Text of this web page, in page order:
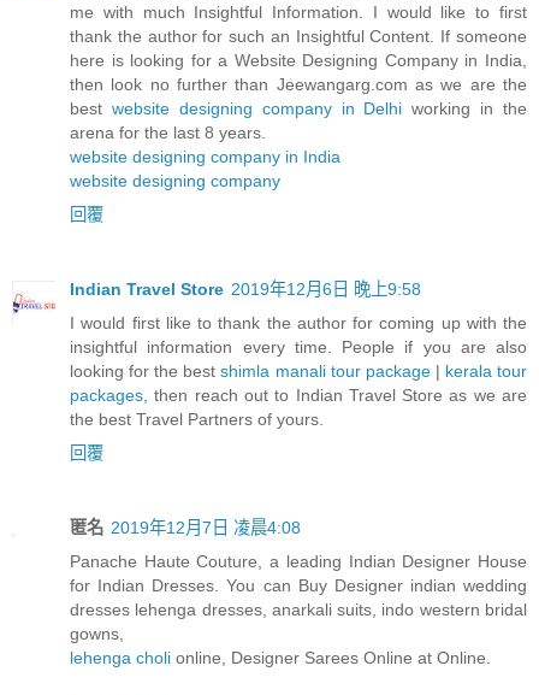
me with much Insightful Information. I would like to first
thank the author for such an Insightful Content. If someone
here is looking for a Website Designing Company in India,
then look no further than Jeewangarg.com as we are the
best website designing company in Delhiworking in the
arena for the last 8 years.
website designing company in India
website designing company
回覆
Indian Travel Store 2019年12月6日 晚上9:58
I would first like to thank the author for coming up with the
insightful information every time. People if you are also
looking for the bestshimla manali tour package| kerala tour
packages , then reach out to Indian Travel Store as we are
the best Travel Partners of yours.
回覆
匿名 2019年12月7日 凌晨4:08
Panache Haute Couture, a leading Indian Designer House
for Indian Dresses. You can Buy Designer indian wedding
dresses lehenga dresses, anarkali suits, indo western bridal
gowns,
lehenga choli online, Designer Sarees Online at Online.